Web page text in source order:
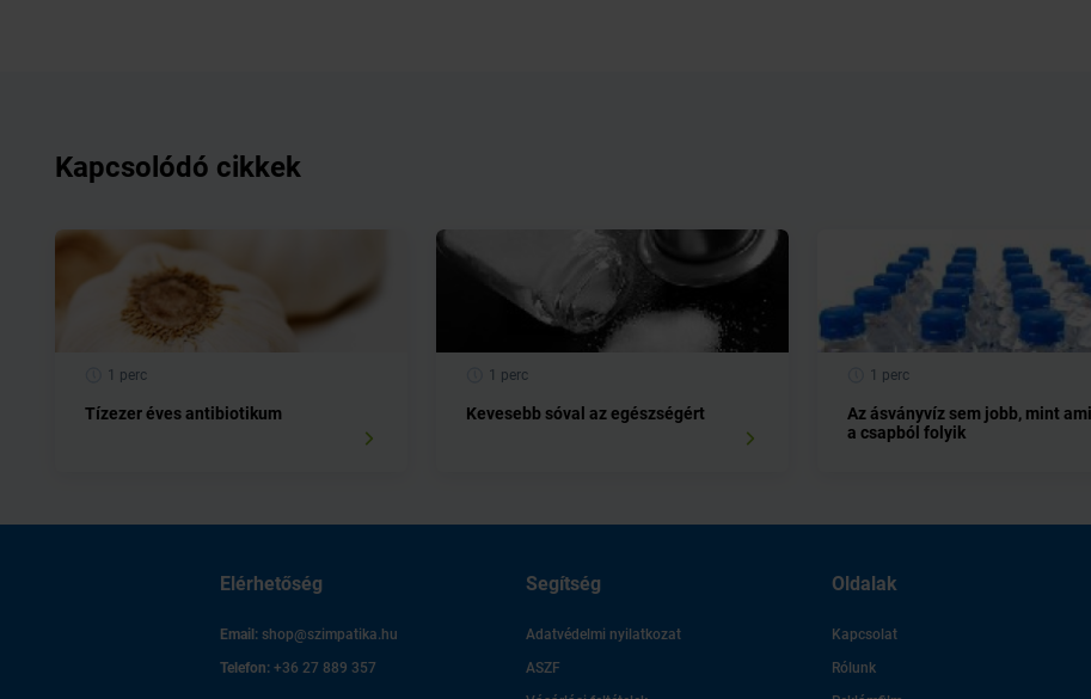
Kapcsolódó cikkek
1 perc
Tízezer éves antibiotikum
1 perc
Kevesebb sóval az egészségért
1 perc
Az ásványvíz sem jobb, mint ami
a csapból folyik
Elérhetőség
Email: shop@szimpatika.hu
Telefon: +36 27 889 357
Segítség
Adatvédelmi nyilatkozat
ASZF
Oldalak
Kapcsolat
Rólunk